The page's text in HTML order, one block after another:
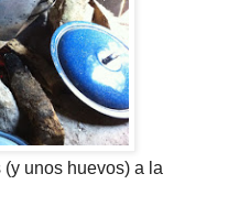
unos huevos) a la